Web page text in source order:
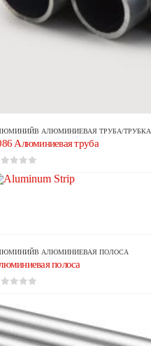
В АЛЮМИНИЕВАЯ ТРУБА/ТРУБКА
Алюминиевая труба
В АЛЮМИНИЕВАЯ ПОЛОСА
полоса